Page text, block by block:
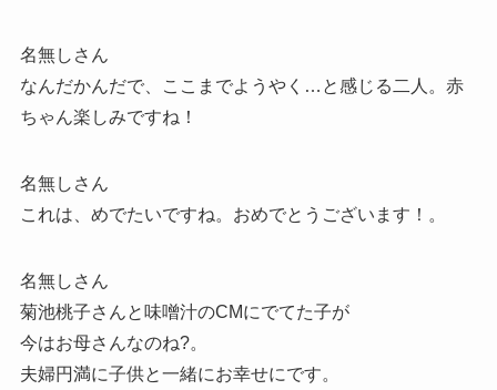
名無しさん
なんだかんだで、ここまでようやく…と感じる二人。赤
ちゃん楽しみですね！
名無しさん
これは、めでたいですね。おめでとうございます！。
名無しさん
菊池桃子さんと味噌汁のCMにでてた子が
今はお母さんなのね?。
夫婦円満に子供と一緒にお幸せにです。